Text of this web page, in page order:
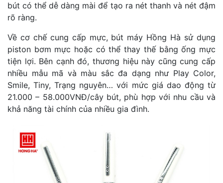
bút có thể dễ dàng mài để tạo ra nét thanh và nét đậm
rõ ràng.
Về cơ chế cung cấp mực, bút máy Hồng Hà sử dụng
piston bơm mực hoặc có thể thay thế bằng ống mực
tiện lợi. Bên cạnh đó, thương hiệu này cũng cung cấp
nhiều mẫu mã và màu sắc đa dạng như Play Color,
Smile, Tiny, Trạng nguyên… với mức giá dao động từ
21.000 – 58.000VNĐ/cây bút, phù hợp với nhu cầu và
khả năng tài chính của nhiều gia đình.